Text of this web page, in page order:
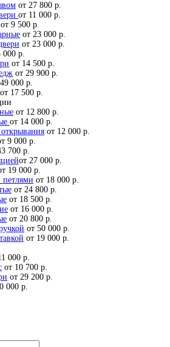
от 27 800 р.
от 11 000 р.
от 9 500 р.
от 23 000 р.
от 23 000 р.
000 р.
от 14 500 р.
от 29 900 р.
000 р.
от 17 500 р.
от 12 800 р.
от 14 000 р.
от 12 000 р.
9 000 р.
700 р.
от 27 000 р.
19 000 р.
от 18 000 р.
от 24 800 р.
от 18 500 р.
от 16 000 р.
от 20 800 р.
от 50 000 р.
от 19 000 р.
000 р.
от 10 700 р.
от 29 200 р.
000 р.